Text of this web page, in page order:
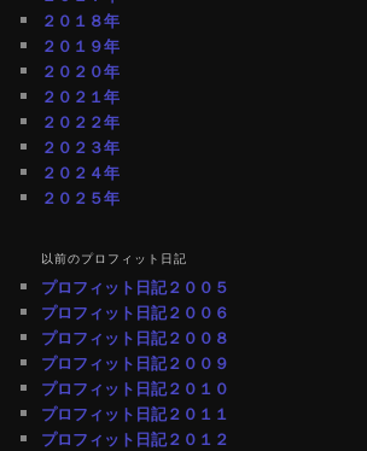
２０１８年
２０１９年
２０２０年
２０２１年
２０２２年
２０２３年
２０２４年
２０２５年
以前のプロフィット日記
プロフィット日記２００５
プロフィット日記２００６
プロフィット日記２００８
プロフィット日記２００９
プロフィット日記２０１０
プロフィット日記２０１１
プロフィット日記２０１２